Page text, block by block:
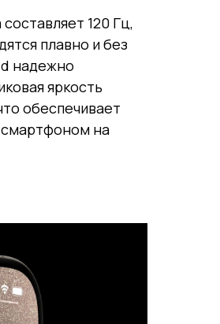
120 Гц,
плавно и без
надежно
яркость
обеспечивает
смартфоном на